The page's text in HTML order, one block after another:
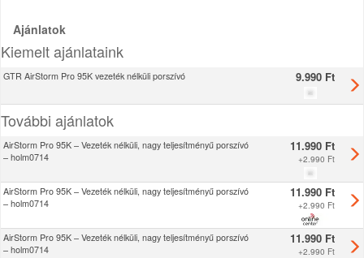
Ajánlatok
Kiemelt ajánlataink
GTR AirStorm Pro 95K vezeték nélküli porszívó 9.990 Ft
További ajánlatok
AirStorm Pro 95K – Vezeték nélküli, nagy teljesítményű porszívó
– holm0714
11.990 Ft
+2.990 Ft
AirStorm Pro 95K – Vezeték nélküli, nagy teljesítményű porszívó
– holm0714
11.990 Ft
+2.990 Ft
AirStorm Pro 95K – Vezeték nélküli, nagy teljesítményű porszívó
– holm0714
11.990 Ft
+2.990 Ft